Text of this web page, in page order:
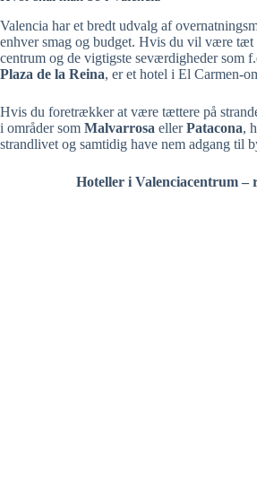
Valencia har et bredt udvalg af
enhver smag og budget. Hvis du vil være tæt
centrum og de vigtigste seværdigheder som
Plaza de la Reina, er et hotel i El Carmen-
Hvis du foretrækker at være tættere på
i områder som Malvarrosa ellerPatacona,
strandlivet og samtidig have nem adgang til
Hoteller i Valenciacentrum –